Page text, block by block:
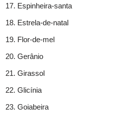
Espinheira-santa
Estrela-de-natal
Flor-de-mel
Gerânio
Girassol
Glicínia
Goiabeira